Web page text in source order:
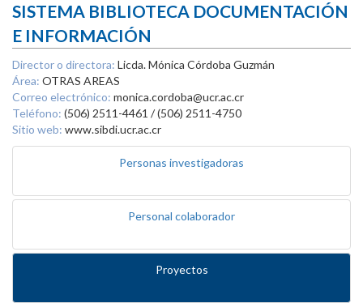
SISTEMA BIBLIOTECA DOCUMENTACIÓN
E INFORMACIÓN
Director o directora: Licda. Mónica Córdoba Guzmán
Área: OTRAS AREAS
Correo electrónico: monica.cordoba@ucr.ac.cr
Teléfono: (506) 2511-4461 / (506) 2511-4750
Sitio web: www.sibdi.ucr.ac.cr
Personas investigadoras
Personal colaborador
Proyectos